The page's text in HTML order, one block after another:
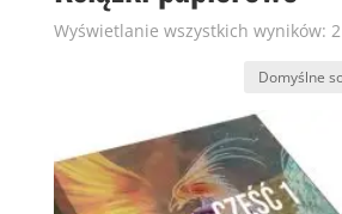
Wyświetlanie wszystkich wyników: 2